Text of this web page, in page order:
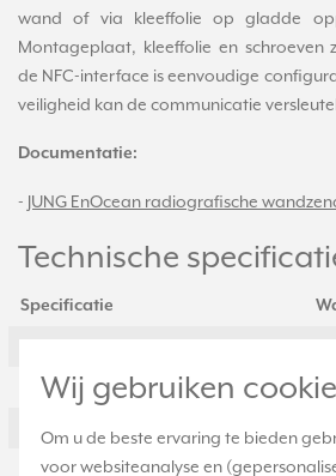
Wij gebruiken
Om u de beste ervaring te bieden
voor websiteanalyse en
wand of via kleeffolie op gladde
Montageplaat, kleeffolie en schroeven
de NFC-interface is eenvoudige
veiligheid kan de communicatie
Documentatie:
- JUNG EnOcean radiografische
Technische
Specificatie
Kleur
Halogeenvrij Ja
Oppervlaktebescherming